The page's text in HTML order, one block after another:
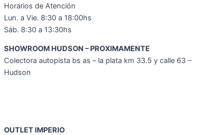
Horarios de Atención
Lun. a Vie. 8:30 a 18:00hs
Sáb. 8:30 a 13:30hs
SHOWROOM HUDSON – PROXIMAMENTE
Colectora autopista bs as – la plata km 33.5 y calle 63 –
Hudson
OUTLET IMPERIO